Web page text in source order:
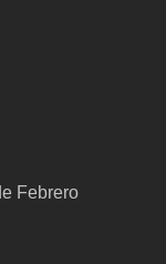
Febrero